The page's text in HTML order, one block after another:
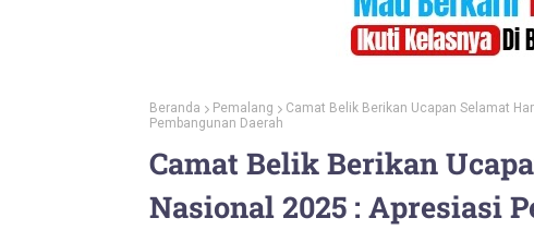
Beranda Pemalang
Camat Belik Berikan Ucapan Selamat
Pembangunan Daerah
Camat Belik Berikan
Nasional 2025 : Apresiasi